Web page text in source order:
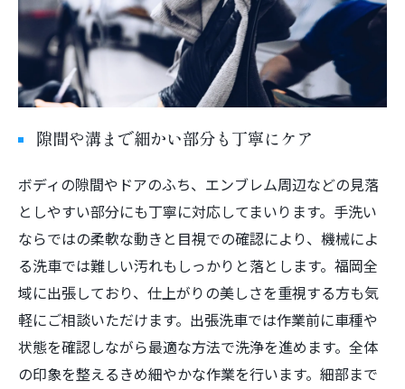
隙間や溝まで細かい部分も丁寧にケア
ボディの隙間やドアのふち、エンブレム周辺などの見落
としやすい部分にも丁寧に対応してまいります。手洗い
ならではの柔軟な動きと目視での確認により、機械によ
る洗車では難しい汚れもしっかりと落とします。福岡全
域に出張しており、仕上がりの美しさを重視する方も気
軽にご相談いただけます。出張洗車では作業前に車種や
状態を確認しながら最適な方法で洗浄を進めます。全体
の印象を整えるきめ細やかな作業を行います。細部まで